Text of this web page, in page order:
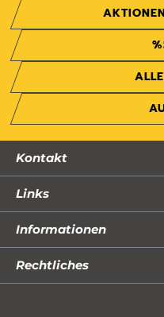
Kontakt
Links
Informationen
Rechtliches